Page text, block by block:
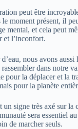
peut être
le moment présent, il
mental, et cela peut
et l’inconfort.
nous avons
dans notre
pour la déplacer et la
pour la planète
un signe très axé sur la
sera essentiel
de marcher seuls.